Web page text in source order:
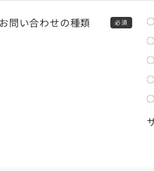
お問い合わせの種類 必須